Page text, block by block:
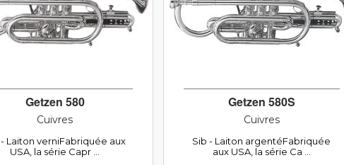
Getzen 580
Cuivres
Laiton verniFabriquée aux
USA, la série Capr ...
Getzen 580S
Cuivres
Sib - Laiton argentéFabriquée
aux USA, la série Ca ...